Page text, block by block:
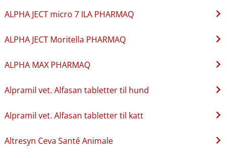
ALPHA JECT micro 7 ILA PHARMAQ
ALPHA JECT Moritella PHARMAQ
ALPHA MAX PHARMAQ
Alpramil vet. Alfasan tabletter til hund
Alpramil vet. Alfasan tabletter til katt
Altresyn Ceva Santé Animale